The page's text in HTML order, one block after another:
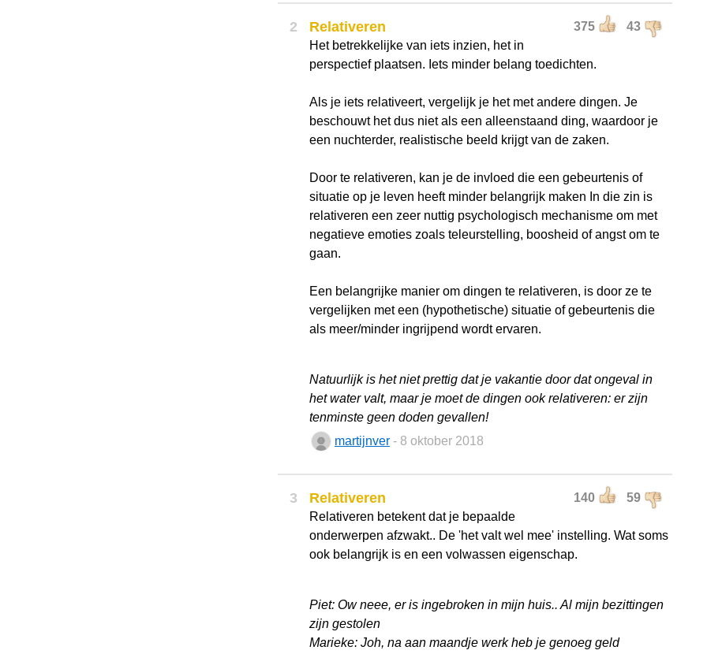
2 375 43
Relativeren
Het betrekkelijke van iets inzien, het in
perspectief plaatsen. Iets minder belang toedichten.
Als je iets relativeert, vergelijk je het met andere dingen. Je
beschouwt het dus niet als een alleenstaand ding, waardoor je
een nuchterder, realistische beeld krijgt van de zaken.
Door te relativeren, kan je de invloed die een gebeurtenis of
situatie op je leven heeft minder belangrijk maken In die zin is
relativeren een zeer nuttig psychologisch mechanisme om met
negatieve emoties zoals teleurstelling, boosheid of angst om te
gaan.
Een belangrijke manier om dingen te relativeren, is door ze te
vergelijken met een (hypothetische) situatie of gebeurtenis die
als meer/minder ingrijpend wordt ervaren.
Natuurlijk is het niet prettig dat je vakantie door dat ongeval in
het water valt, maar je moet de dingen ook relativeren: er zijn
tenminste geen doden gevallen!
martijnver - 8 oktober 2018
3 140 59
Relativeren
Relativeren betekent dat je bepaalde
onderwerpen afzwakt.. De 'het valt wel mee' instelling. Wat soms
ook belangrijk is en een volwassen eigenschap.
Piet: Ow neee, er is ingebroken in mijn huis.. Al mijn bezittingen
zijn gestolen
Marieke: Joh, na aan maandje werk heb je genoeg geld